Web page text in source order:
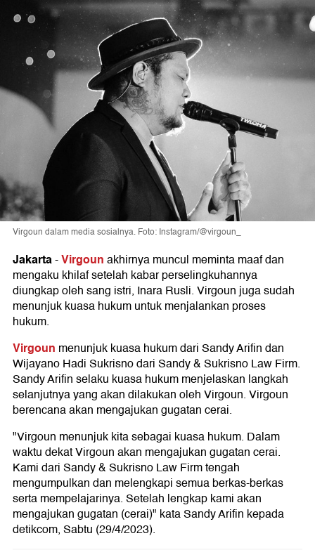
Virgoun dalam media sosialnya. Foto: Instagram/@virgoun_
Jakarta-Virgounakhirnya muncul meminta maaf dan
mengaku khilaf setelah kabar perselingkuhannya
diungkap oleh sang istri, Inara Rusli. Virgoun juga sudah
menunjuk kuasa hukum untuk menjalankan proses
hukum.
Virgoun menunjuk kuasa hukum dari Sandy Arifin dan
Wijayano Hadi Sukrisno dari Sandy & Sukrisno Law Firm.
Sandy Arifin selaku kuasa hukum menjelaskan langkah
selanjutnya yang akan dilakukan oleh Virgoun. Virgoun
berencana akan mengajukan gugatan cerai.
"Virgoun menunjuk kita sebagai kuasa hukum. Dalam
waktu dekat Virgoun akan mengajukan gugatan cerai.
Kami dari Sandy & Sukrisno Law Firm tengah
mengumpulkan dan melengkapi semua berkas-berkas
serta mempelajarinya. Setelah lengkap kami akan
mengajukan gugatan (cerai)" kata Sandy Arifin kepada
detikcom, Sabtu (29/4/2023).